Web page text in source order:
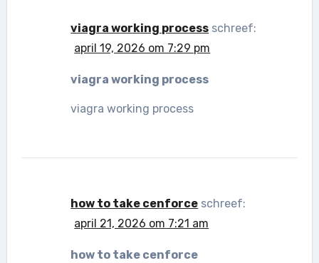
viagra working process schreef:
april 19, 2026 om 7:29 pm
viagra working process
viagra working process
how to take cenforce schreef:
april 21, 2026 om 7:21 am
how to take cenforce